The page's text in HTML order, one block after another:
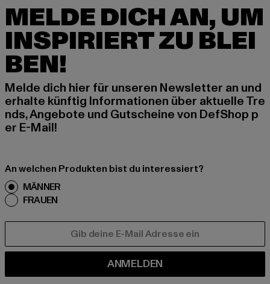
MELDE DICH AN, UM
INSPIRIERT ZU BLEI
BEN!
Melde dich hier für unseren Newsletter an und
erhalte künftig Informationen über aktuelle Tre
nds, Angebote und Gutscheine von DefShop p
er E-Mail!
An welchen Produkten bist du interessiert?
MÄNNER
FRAUEN
ANMELDEN